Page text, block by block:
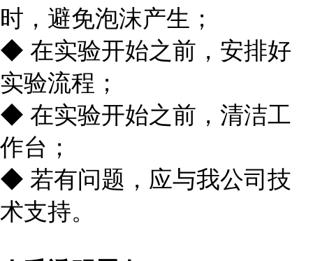
时，避免泡沫产生；
◆ 在实验开始之前，安排好
实验流程；
◆ 在实验开始之前，清洁工
作台；
◆ 若有问题，应与我公司技
术支持。